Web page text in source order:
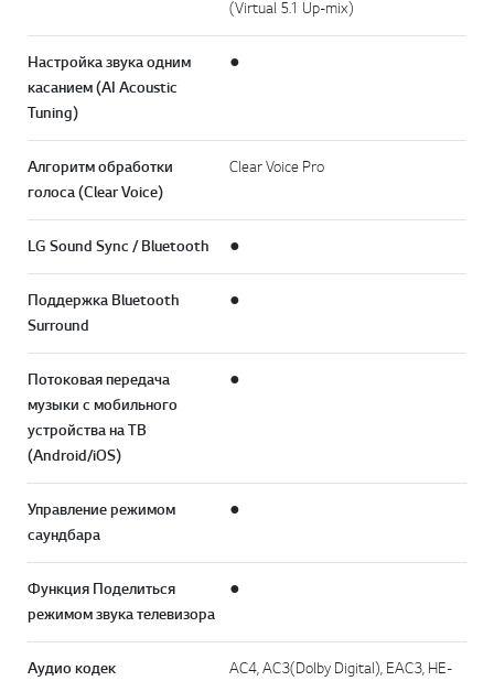
(Virtual 5.1 Up-mix)
Настройка звука одним
касанием (AI Acoustic
Tuning)
●
Алгоритм обработки
голоса (Clear Voice)
Clear Voice Pro
LG Sound Sync / Bluetooth ●
Поддержка Bluetooth
Surround
●
Потоковая передача
музыки с мобильного
устройства на ТВ
(Android/iOS)
●
Управление режимом
саундбара
●
Функция Поделиться
режимом звука телевизора
●
Аудио кодек
AC4, AC3(Dolby Digital), EAC3, HE-